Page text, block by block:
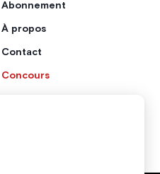
Abonnement
À propos
Contact
Concours